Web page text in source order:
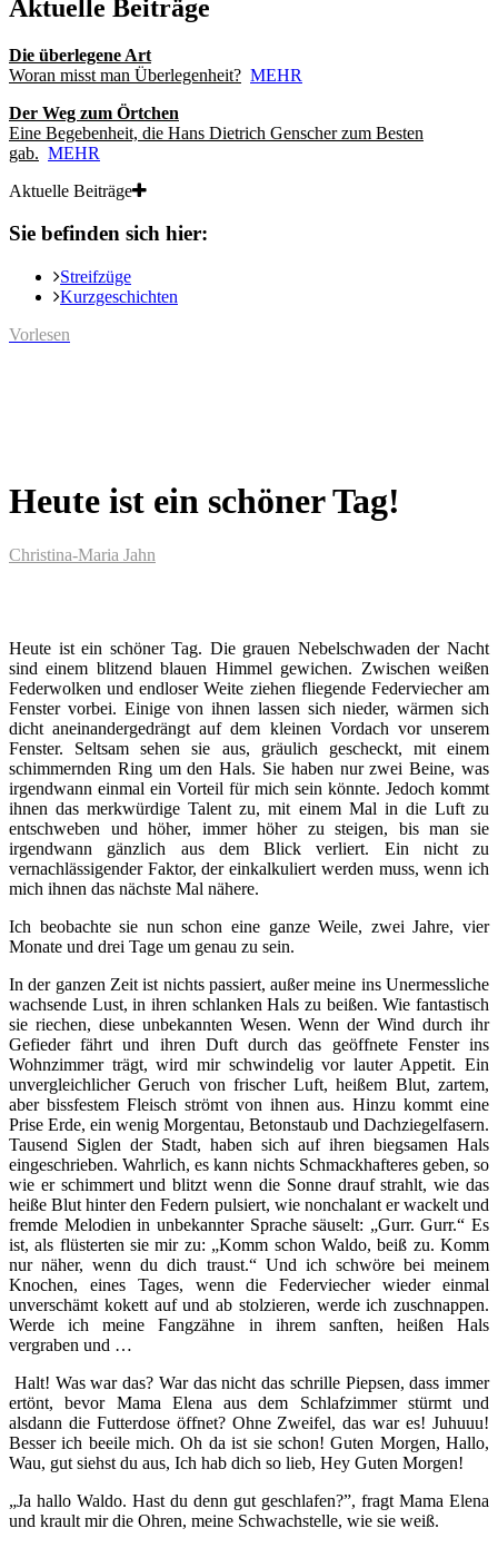
Aktuelle Beiträge
Die überlegene Art
Woran misst man Überlegenheit? MEHR
Der Weg zum Örtchen
Eine Begebenheit, die Hans Dietrich Genscher zum Besten
gab. MEHR
Aktuelle Beiträge
Sie befinden sich hier:
Streifzüge
Kurzgeschichten
Vorlesen
Heute ist ein schöner Tag!
Christina-Maria Jahn
Heute ist ein schöner Tag. Die grauen Nebelschwaden der Nacht
sind einem blitzend blauen Himmel gewichen. Zwischen weißen
Federwolken und endloser Weite ziehen fliegende Federviecher am
Fenster vorbei. Einige von ihnen lassen sich nieder, wärmen sich
dicht aneinandergedrängt auf dem kleinen Vordach vor unserem
Fenster. Seltsam sehen sie aus, gräulich gescheckt, mit einem
schimmernden Ring um den Hals. Sie haben nur zwei Beine, was
irgendwann einmal ein Vorteil für mich sein könnte. Jedoch kommt
ihnen das merkwürdige Talent zu, mit einem Mal in die Luft zu
entschweben und höher, immer höher zu steigen, bis man sie
irgendwann gänzlich aus dem Blick verliert. Ein nicht zu
vernachlässigender Faktor, der einkalkuliert werden muss, wenn ich
mich ihnen das nächste Mal nähere.
Ich beobachte sie nun schon eine ganze Weile, zwei Jahre, vier
Monate und drei Tage um genau zu sein.
In der ganzen Zeit ist nichts passiert, außer meine ins Unermessliche
wachsende Lust, in ihren schlanken Hals zu beißen. Wie fantastisch
sie riechen, diese unbekannten Wesen. Wenn der Wind durch ihr
Gefieder fährt und ihren Duft durch das geöffnete Fenster ins
Wohnzimmer trägt, wird mir schwindelig vor lauter Appetit. Ein
unvergleichlicher Geruch von frischer Luft, heißem Blut, zartem,
aber bissfestem Fleisch strömt von ihnen aus. Hinzu kommt eine
Prise Erde, ein wenig Morgentau, Betonstaub und Dachziegelfasern.
Tausend Siglen der Stadt, haben sich auf ihren biegsamen Hals
eingeschrieben. Wahrlich, es kann nichts Schmackhafteres geben, so
wie er schimmert und blitzt wenn die Sonne drauf strahlt, wie das
heiße Blut hinter den Federn pulsiert, wie nonchalant er wackelt und
fremde Melodien in unbekannter Sprache säuselt: „Gurr. Gurr.“ Es
ist, als flüsterten sie mir zu: „Komm schon Waldo, beiß zu. Komm
nur näher, wenn du dich traust.“ Und ich schwöre bei meinem
Knochen, eines Tages, wenn die Federviecher wieder einmal
unverschämt kokett auf und ab stolzieren, werde ich zuschnappen.
Werde ich meine Fangzähne in ihrem sanften, heißen Hals
vergraben und …
Halt! Was war das? War das nicht das schrille Piepsen, dass immer
ertönt, bevor Mama Elena aus dem Schlafzimmer stürmt und
alsdann die Futterdose öffnet? Ohne Zweifel, das war es! Juhuuu!
Besser ich beeile mich. Oh da ist sie schon! Guten Morgen, Hallo,
Wau, gut siehst du aus, Ich hab dich so lieb, Hey Guten Morgen!
„Ja hallo Waldo. Hast du denn gut geschlafen?”, fragt Mama Elena
und krault mir die Ohren, meine Schwachstelle, wie sie weiß.